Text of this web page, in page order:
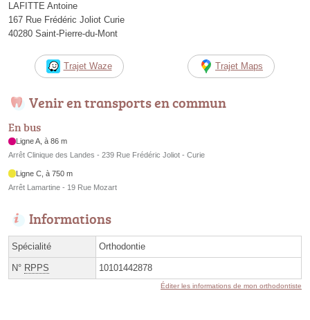
LAFITTE Antoine
167 Rue Frédéric Joliot Curie
40280 Saint-Pierre-du-Mont
Trajet Waze Trajet Maps
Venir en transports en commun
En bus
Ligne A, à 86 m
Arrêt Clinique des Landes - 239 Rue Frédéric Joliot - Curie
Ligne C, à 750 m
Arrêt Lamartine - 19 Rue Mozart
Informations
Spécialité Orthodontie
N° RPPS 10101442878
Éditer les informations de mon orthodontiste